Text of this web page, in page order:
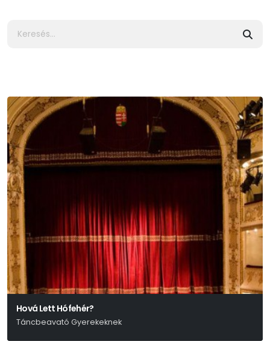
Hová Lett Hófehér?
Táncbeavató Gyerekeknek